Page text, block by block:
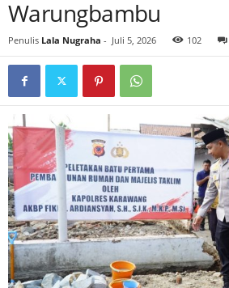
Warungbambu
Penulis Lala Nugraha - Juli 5, 2026 102